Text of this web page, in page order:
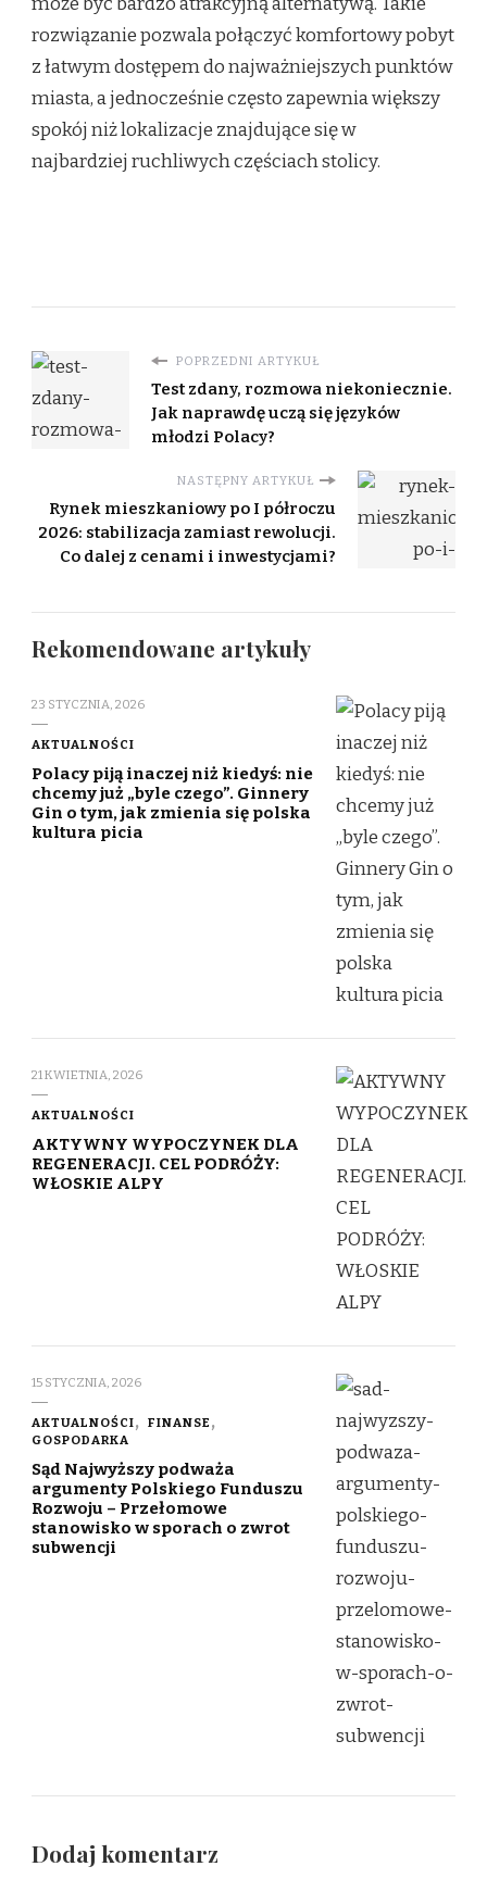
rozwiązanie pozwala połączyć komfortowy pobyt
z łatwym dostępem do najważniejszych punktów
miasta, a jednocześnie często zapewnia większy
spokój niż lokalizacje znajdujące się w
najbardziej ruchliwych częściach stolicy.
POPRZEDNI ARTYKUŁ
Test zdany, rozmowa niekoniecznie.
Jak naprawdę uczą się języków
młodzi Polacy?
NASTĘPNY ARTYKUŁ
Rynek mieszkaniowy po I półroczu
2026: stabilizacja zamiast rewolucji.
Co dalej z cenami i inwestycjami?
Rekomendowane artykuły
23 STYCZNIA, 2026
AKTUALNOŚCI
Polacy piją inaczej niż kiedyś: nie
chcemy już „byle czego”. Ginnery
Gin o tym, jak zmienia się polska
kultura picia
21 KWIETNIA, 2026
AKTUALNOŚCI
AKTYWNY WYPOCZYNEK DLA
REGENERACJI. CEL PODRÓŻY:
WŁOSKIE ALPY
15 STYCZNIA, 2026
AKTUALNOŚCI
FINANSE
GOSPODARKA
Sąd Najwyższy podważa
argumenty Polskiego Funduszu
Rozwoju – Przełomowe
stanowisko w sporach o zwrot
subwencji
Dodaj komentarz